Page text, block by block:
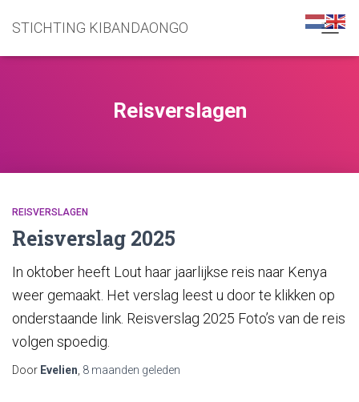
STICHTING KIBANDAONGO
Reisverslagen
REISVERSLAGEN
Reisverslag 2025
In oktober heeft Lout haar jaarlijkse reis naar Kenya
weer gemaakt. Het verslag leest u door te klikken op
onderstaande link. Reisverslag 2025 Foto’s van de reis
volgen spoedig.
Door Evelien 8 maanden geleden